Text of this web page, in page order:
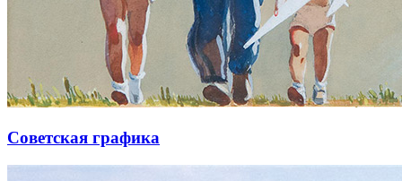
Советская графика